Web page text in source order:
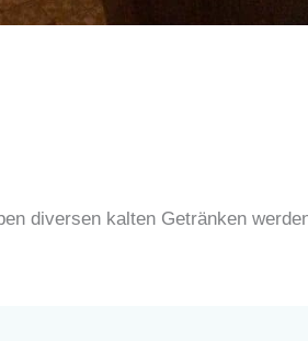
diversen kalten Getränken